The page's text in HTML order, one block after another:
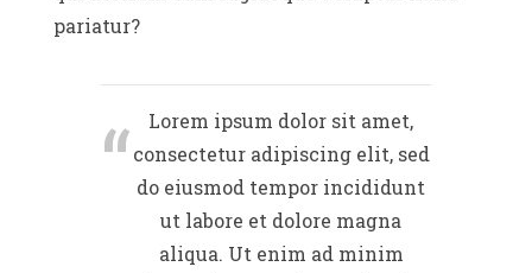
pariatur?
Lorem ipsum dolor sit amet,
consectetur adipiscing elit, sed
do eiusmod tempor incididunt
ut labore et dolore magna
aliqua. Ut enim ad minim